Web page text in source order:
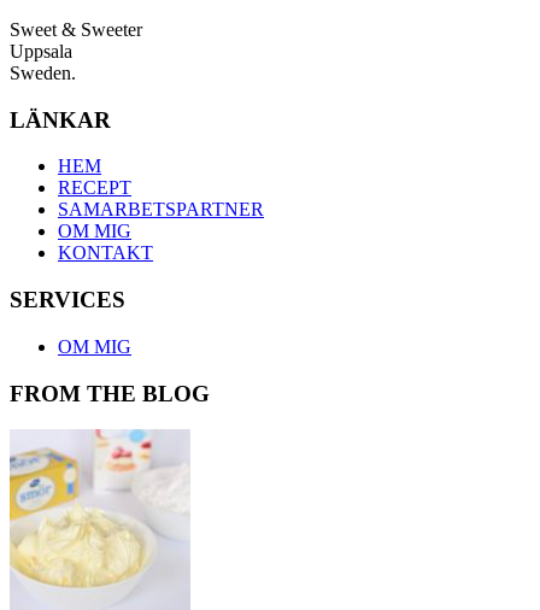
Sweet & Sweeter
Uppsala
Sweden.
LÄNKAR
HEM
RECEPT
SAMARBETSPARTNER
OM MIG
KONTAKT
SERVICES
OM MIG
FROM THE BLOG